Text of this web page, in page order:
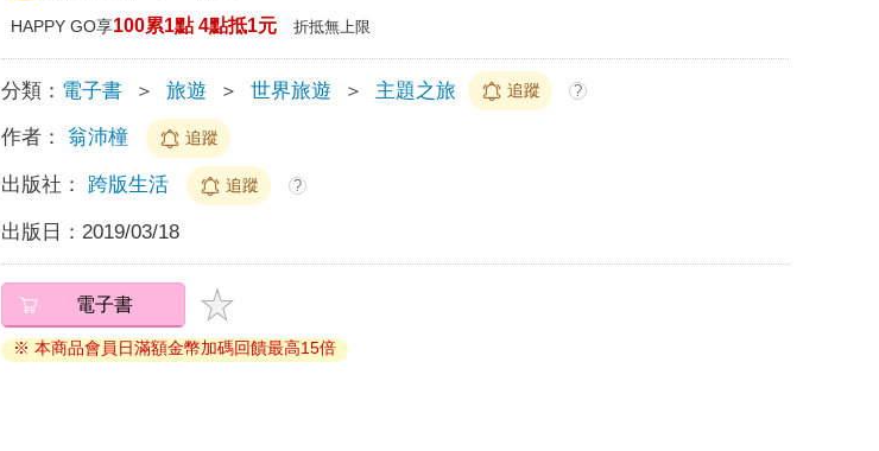
HAPPY GO享100累1點 4點抵1元 折抵無上限
分類： 電子書 ＞ 旅遊 ＞ 世界旅遊 ＞ 主題之旅 追蹤 ?
作者： 翁沛橦 追蹤
出版社： 跨版生活 追蹤 ?
出版日： 2019/03/18
電子書
※ 本商品會員日滿額金幣加碼回饋最高15倍